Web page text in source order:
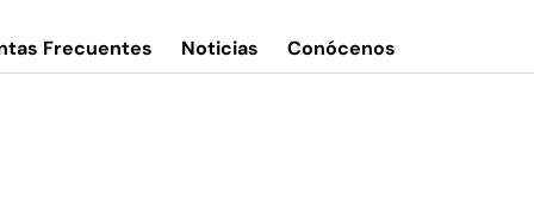
Frecuentes Noticias Conócenos